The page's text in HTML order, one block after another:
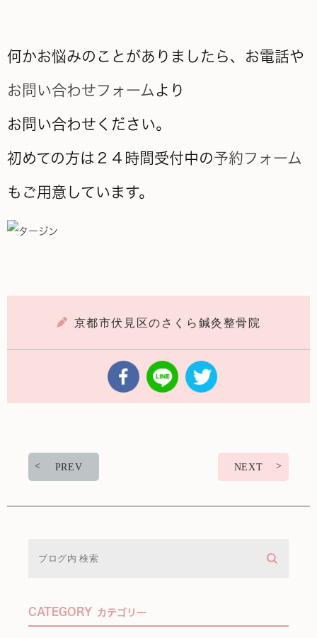
何かお悩みのことがありましたら、お電話や
お問い合わせフォームより
お問い合わせください。
初めての方は２４時間受付中の予約フォーム
もご用意しています。
京都市伏見区のさくら鍼灸整骨院
PREV NEXT
CATEGORY カテゴリー